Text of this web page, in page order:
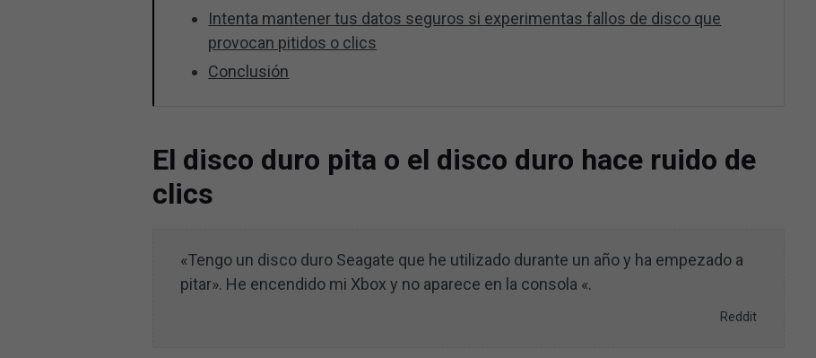
Intenta mantener tus datos seguros si experimentas fallos de disco que
provocan pitidos o clics
Conclusión
El disco duro pita o el disco duro hace ruido de
clics
«Tengo un disco duro Seagate que he utilizado durante un año y ha empezado a
pitar». He encendido mi Xbox y no aparece en la consola «.
Reddit